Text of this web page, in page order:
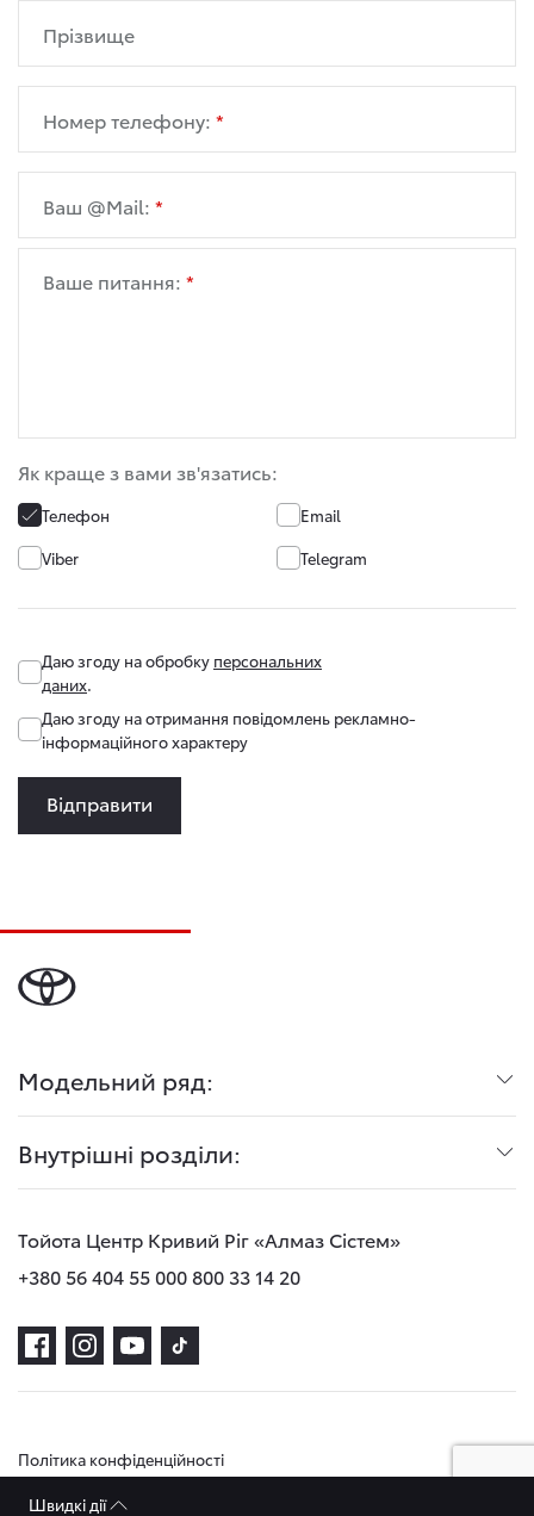
Швидкі дії
Прізвище
Номер телефону:
Ваш @Mail:
Ваше питання:
Як краще з вами зв'язатись:
Телефон
Email
Viber
Telegram
Даю згоду на обробку персональних
даних.
Даю згоду на отримання повідомлень рекламно-
інформаційного характеру
Відправити
Модельний ряд:
Внутрішні розділи:
Тойота Центр Кривий Ріг «Алмаз Сістем»
+380 56 404 55 000 800 33 14 20
Політика конфіденційності